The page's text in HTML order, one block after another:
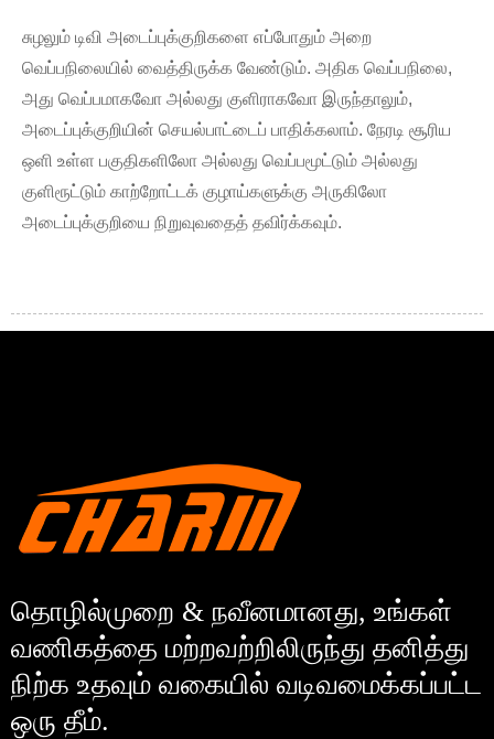
சுழலும் டிவி அடைப்புக்குறிகளை எப்போதும் அறை
வெப்பநிலையில் வைத்திருக்க வேண்டும். அதிக வெப்பநிலை,
அது வெப்பமாகவோ அல்லது குளிராகவோ இருந்தாலும்,
அடைப்புக்குறியின் செயல்பாட்டைப் பாதிக்கலாம். நேரடி சூரிய
ஒளி உள்ள பகுதிகளிலோ அல்லது வெப்பமூட்டும் அல்லது
குளிரூட்டும் காற்றோட்டக் குழாய்களுக்கு அருகிலோ
அடைப்புக்குறியை நிறுவுவதைத் தவிர்க்கவும்.
தொழில்முறை & நவீனமானது, உங்கள்
வணிகத்தை மற்றவற்றிலிருந்து தனித்து
நிற்க உதவும் வகையில் வடிவமைக்கப்பட்ட
ஒரு தீம்.